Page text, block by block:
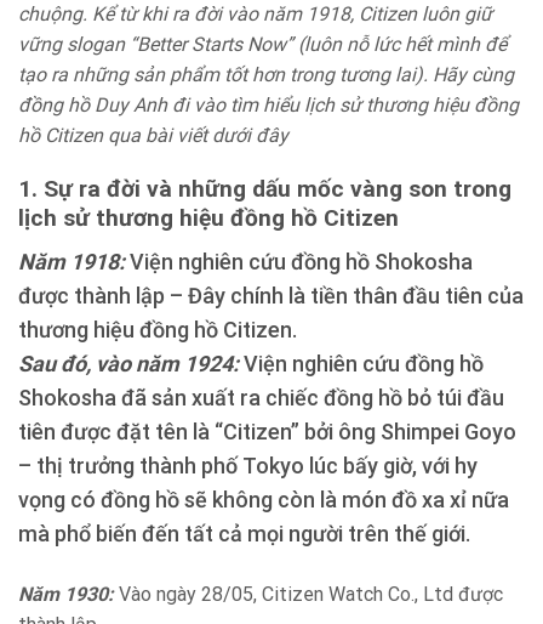
chuộng. Kể từ khi ra đời vào năm 1918, Citizen luôn giữ
vững slogan “Better Starts Now” (luôn nỗ lức hết mình để
tạo ra những sản phẩm tốt hơn trong tương lai). Hãy cùng
đồng hồ Duy Anh đi vào tìm hiểu lịch sử thương hiệu đồng
hồ Citizen qua bài viết dưới đây
1. Sự ra đời và những dấu mốc vàng son trong
lịch sử thương hiệu đồng hồ Citizen
Năm 1918:Viện nghiên cứu đồng hồ Shokosha
được thành lập – Đây chính là tiền thân đầu tiên của
thương hiệu đồng hồ Citizen.
Sau đó, vào năm 1924:Viện nghiên cứu đồng hồ
Shokosha đã sản xuất ra chiếc đồng hồ bỏ túi đầu
tiên được đặt tên là “Citizen” bởi ông Shimpei Goyo
– thị trưởng thành phố Tokyo lúc bấy giờ, với hy
vọng có đồng hồ sẽ không còn là món đồ xa xỉ nữa
mà phổ biến đến tất cả mọi người trên thế giới.
Năm 1930:Vào ngày 28/05, Citizen Watch Co., Ltd được